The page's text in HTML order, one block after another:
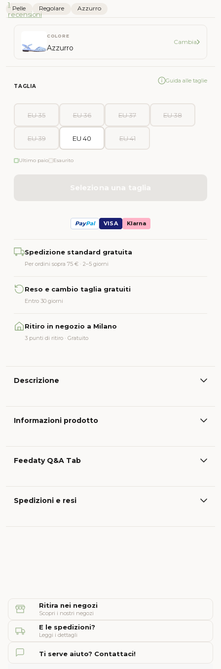
1
recensioni
Pelle Regolare Azzurro
COLORE
Azzurro
Cambia
TAGLIA
Guida alle taglie
EU 35 EU 36 EU 37 EU 38
EU 39 EU 40 EU 41
Ultimo paio Esaurito
Seleziona una taglia
PayPal VISA Klarna
Spedizione standard gratuita
Per ordini sopra 75 € · 2–5 giorni
Reso e cambio taglia gratuiti
Entro 30 giorni
Ritiro in negozio a Milano
3 punti di ritiro · Gratuito
Descrizione
Informazioni prodotto
Feedaty Q&A Tab
Spedizioni e resi
Ritira nei negozi
Scopri i nostri negozi
E le spedizioni?
Leggi i dettagli
Ti serve aiuto? Contattaci!